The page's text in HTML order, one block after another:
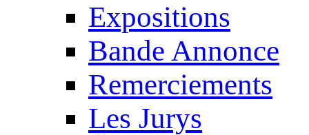
Expositions
Bande Annonce
Remerciements
Les Jurys